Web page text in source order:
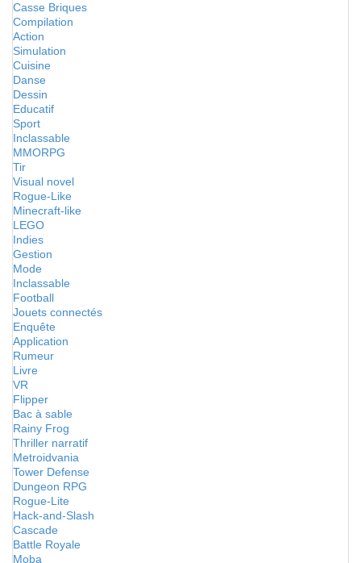
Casse Briques
Compilation
Action
Simulation
Cuisine
Danse
Dessin
Educatif
Sport
Inclassable
MMORPG
Tir
Visual novel
Rogue-Like
Minecraft-like
LEGO
Indies
Gestion
Mode
Inclassable
Football
Jouets connectés
Enquête
Application
Rumeur
Livre
VR
Flipper
Bac à sable
Rainy Frog
Thriller narratif
Metroidvania
Tower Defense
Dungeon RPG
Rogue-Lite
Hack-and-Slash
Cascade
Battle Royale
Moba